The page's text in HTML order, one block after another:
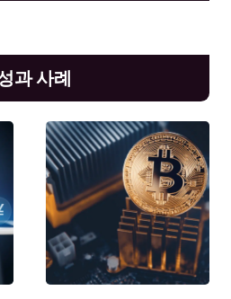
과 사례